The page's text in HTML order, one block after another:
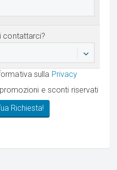
contattarci?
sulla Privacy
e sconti riservati